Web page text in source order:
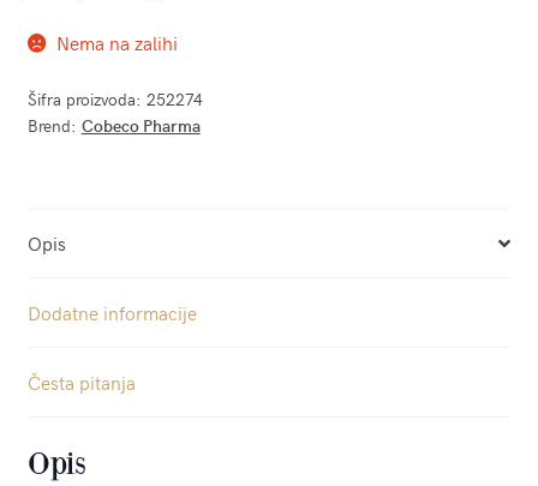
Nema na zalihi
Šifra proizvoda: 252274
Brend: Cobeco Pharma
Opis
Dodatne informacije
Česta pitanja
Opis